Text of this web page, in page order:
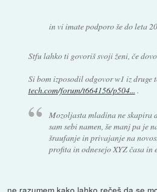
in vi imate podporo še do leta
Stfu lahko ti govoriš svoji ženi, če
Si bom izposodil odgovor w1 iz druge
tech.com/forum/t664156/p504... .
Mozoljasta mladina ne skapira
sam sebi namen, še manj pa je
šraufanje in privajanje na
profita in odnesejo XYZ časa in